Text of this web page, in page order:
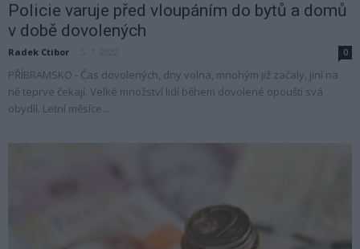
Policie varuje před vloupáním do bytů a domů
v době dovolených
Radek Ctibor 0
PŘÍBRAMSKO - Čas dovolených, dny volna, mnohým již začaly, jiní na
ně teprve čekají. Velké množství lidí během dovolené opouští svá
obydlí. Letní měsíce...